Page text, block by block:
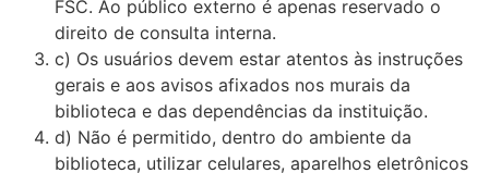
FSC. Ao público externo é apenas reservado o
direito de consulta interna.
c) Os usuários devem estar atentos às instruções
gerais e aos avisos afixados nos murais da
biblioteca e das dependências da instituição.
d) Não é permitido, dentro do ambiente da
biblioteca, utilizar celulares, aparelhos eletrônicos